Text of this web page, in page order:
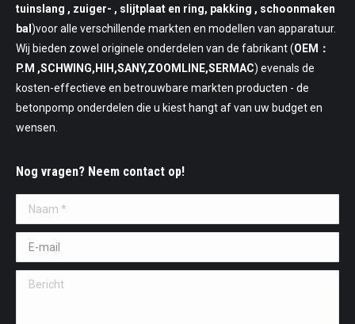
tuinslang , zuiger- , slijtplaat en ring, pakking , schoonmaken
bal )voor alle verschillende markten en modellen van apparatuur.
Wij bieden zowel originele onderdelen van de fabrikant (OEM：
P.M ,SCHWING,HIH,SANY,ZOOMLINE,SERMAC) evenals de
kosten-effectieve en betrouwbare markten producten - de
betonpomp onderdelen die u kiest hangt af van uw budget en
wensen.
Nog vragen? Neem contact op!
Naam *
E-mail *
Bericht